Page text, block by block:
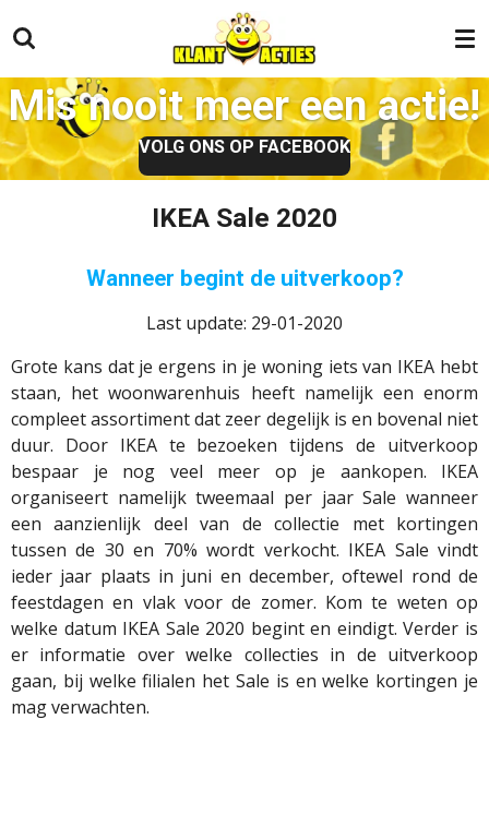
direct
naar
de
hoofdinhoud
Mis nooit meer een actie!
VOLG ONS OP FACEBOOK
IKEA Sale 2020
Wanneer begint de uitverkoop?
Last update: 29-01-2020
Grote kans dat je ergens in je woning iets van IKEA hebt
staan, het woonwarenhuis heeft namelijk een enorm
compleet assortiment dat zeer degelijk is en bovenal niet
duur. Door IKEA te bezoeken tijdens de uitverkoop
bespaar je nog veel meer op je aankopen. IKEA
organiseert namelijk tweemaal per jaar Sale wanneer
een aanzienlijk deel van de collectie met kortingen
tussen de 30 en 70% wordt verkocht. IKEA Sale vindt
ieder jaar plaats in juni en december, oftewel rond de
feestdagen en vlak voor de zomer. Kom te weten op
welke datum IKEA Sale 2020 begint en eindigt. Verder is
er informatie over welke collecties in de uitverkoop
gaan, bij welke filialen het Sale is en welke kortingen je
mag verwachten.